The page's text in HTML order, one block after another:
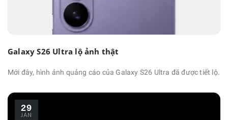
Galaxy S26 Ultra lộ ảnh thật
Mới đây, hình ảnh quảng cáo của Galaxy S26 Ultra đã được tiết lộ.
29
JAN